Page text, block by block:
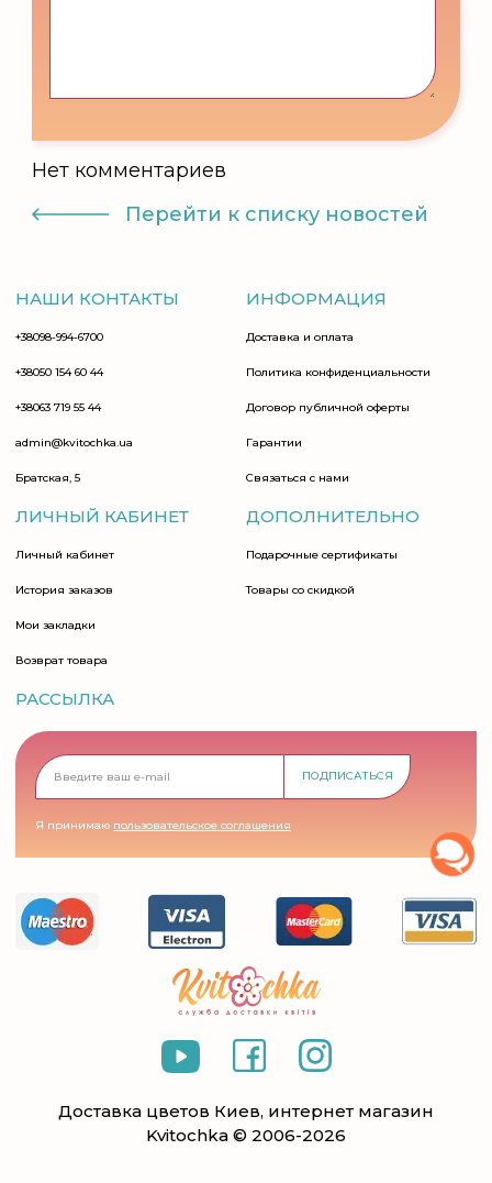
Нет комментариев
Перейти к списку новостей
НАШИ КОНТАКТЫ
+38098-994-6700
+38050 154 60 44
+38063 719 55 44
admin@kvitochka.ua
Братская, 5
ИНФОРМАЦИЯ
Доставка и оплата
Политика конфиденциальности
Договор публичной оферты
Гарантии
Связаться с нами
ЛИЧНЫЙ КАБИНЕТ
Личный кабинет
История заказов
Мои закладки
Возврат товара
ДОПОЛНИТЕЛЬНО
Подарочные сертификаты
Товары со скидкой
Доставка цветов Киев, интернет магазин
Kvitochka © 2006-2026
РАССЫЛКА
ПОДПИСАТЬСЯ
Я принимаю пользовательское соглашения